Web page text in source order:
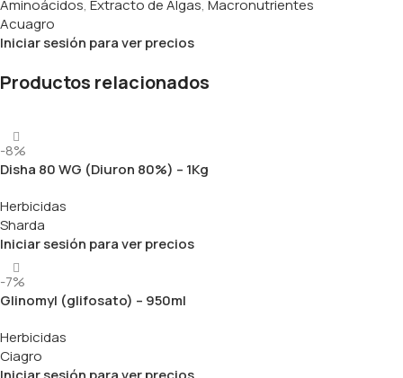
Aminoácidos, Extracto de Algas, Macronutrientes
Acuagro
Iniciar sesión para ver precios
Productos relacionados
-8%
Disha 80 WG (Diuron 80%) – 1Kg
Herbicidas
Sharda
Iniciar sesión para ver precios
-7%
Glinomyl (glifosato) – 950ml
Herbicidas
Ciagro